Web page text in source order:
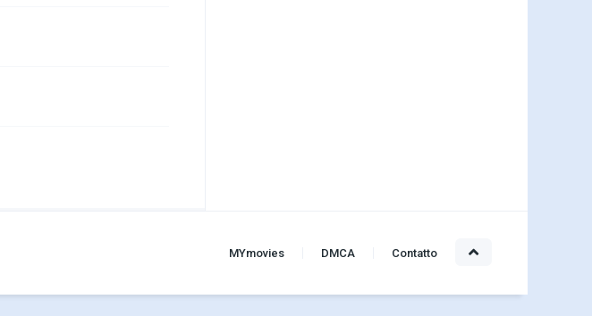
MYmovies DMCA Contatto